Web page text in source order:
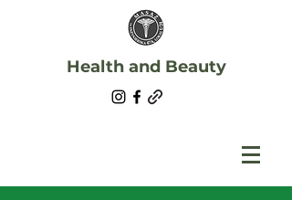
Health and Beauty